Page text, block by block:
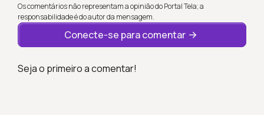
Os comentários não representam a opinião do Portal Tela; a
responsabilidade é do autor da mensagem.
Conecte-se para comentar
Seja o primeiro a comentar!